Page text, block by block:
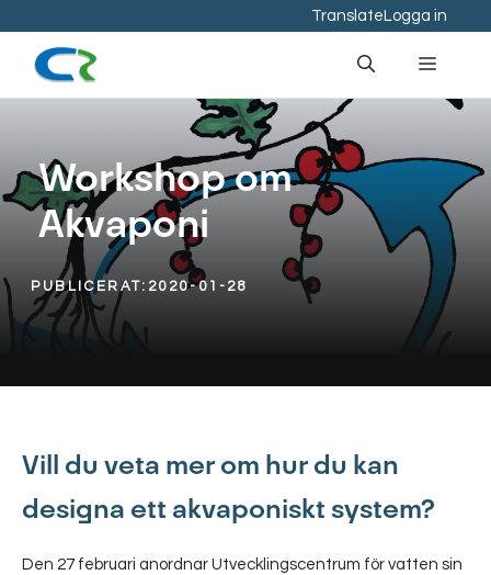
innehåll
Translate Logga in
Meny
Workshop om
Akvaponi
PUBLICERAT: 2020-01-28
Vill du veta mer om hur du kan
designa ett akvaponiskt system?
Den 27 februari anordnar Utvecklingscentrum för vatten sin